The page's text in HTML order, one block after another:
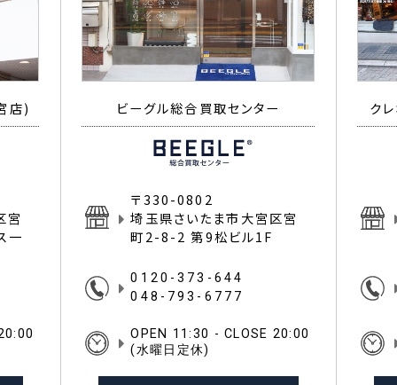
店)
宮
一
ビーグル総合買取センター
〒330-0802
埼玉県さいたま市大宮区宮
町2-8-2 第9松ビル1F
0120-373-644
048-793-6777
OPEN 11:30 - CLOSE 20:00
(水曜日定休)
ク